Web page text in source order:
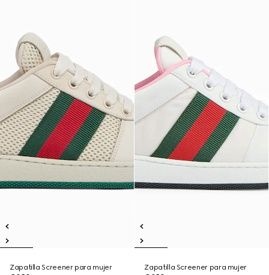
Zapatilla Screener para mujer
Zapatilla Screener para mujer